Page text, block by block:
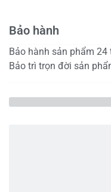
Bảo hành
Bảo hành sản phẩm 24
Bảo trì trọn đời sản